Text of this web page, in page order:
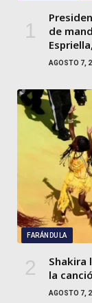
de
AGOSTO 7,
FARÁNDULA
Shakira
la
AGOSTO 7,